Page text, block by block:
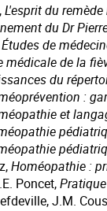
L'esprit du
du Dr
Études de
médicale de la
du
:
et
Homéopathie :
Poncet,
J.M.